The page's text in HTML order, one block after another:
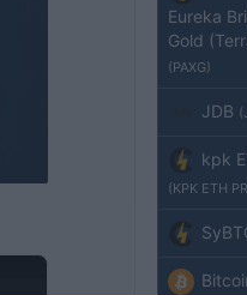
Eureka
Gold
(PAXG)
JDB
kpk
(KPK ETH